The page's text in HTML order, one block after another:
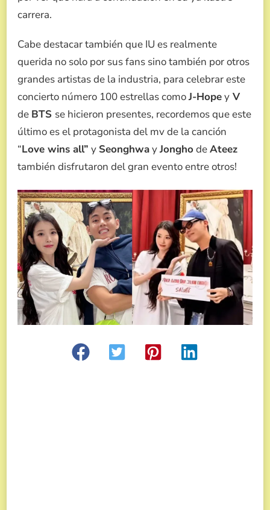
carrera.
Cabe destacar también que IU es realmente
querida no solo por sus fans sino también por otros
grandes artistas de la industria, para celebrar este
concierto número 100 estrellas comoJ-Hopey V
de BTS se hicieron presentes, recordemos que este
último es el protagonista del mv de la canción
“Love wins all” y SeonghwayJongho deAteez
también disfrutaron del gran evento entre otros!